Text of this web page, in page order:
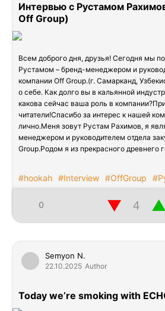
Интервью с Рустамом
Off Group)
Всем доброго дня, друзья! Сегодня мы
Рустамом – бренд-менеджером и
компании Off Group.(г. Самарканд,
о себе. Как долго вы в кальянной
какова сейчас ваша роль в
читатели!Спасибо за интерес к нашей
лично.Меня зовут Рустам Рахимов, я
менеджером и руководителем отдела
Group.Родом я из прекрасного древнего
#hookah #Interview #OffGroup
0 ▲
▼
Semyon N.
22.10.2025 Author
Today we’re smoking with